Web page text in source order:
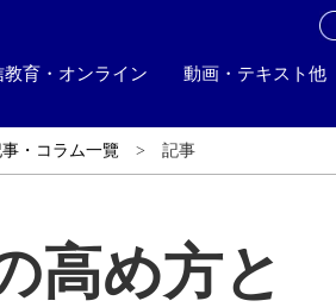
教育・オンライン 動画・テキスト他
・コラム一覽 記事
高め方と